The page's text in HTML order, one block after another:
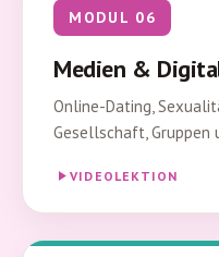
MODUL 06
Medien &
Online-Dating,
Gesellschaft, Gruppen
VIDEOLEKTION